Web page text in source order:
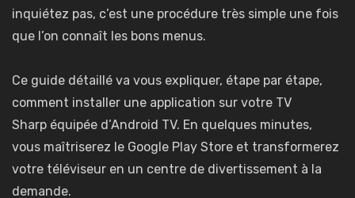
inquiétez pas, c’est une procédure très simple une fois
que l’on connaît les bons menus.
Ce guide détaillé va vous expliquer, étape par étape,
comment installer une application sur votre TV
Sharp équipée d’Android TV. En quelques minutes,
vous maîtriserez le Google Play Store et transformerez
votre téléviseur en un centre de divertissement à la
demande.